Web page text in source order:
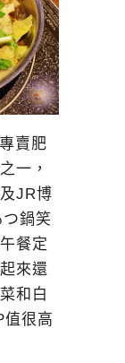
賣肥
一，
JR博
鍋笑
餐定
來還
和白
值很高